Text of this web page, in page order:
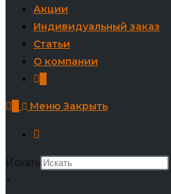
Акции
Индивидуальный заказ
Статьи
О компании
Меню Закрыть
Искать
×